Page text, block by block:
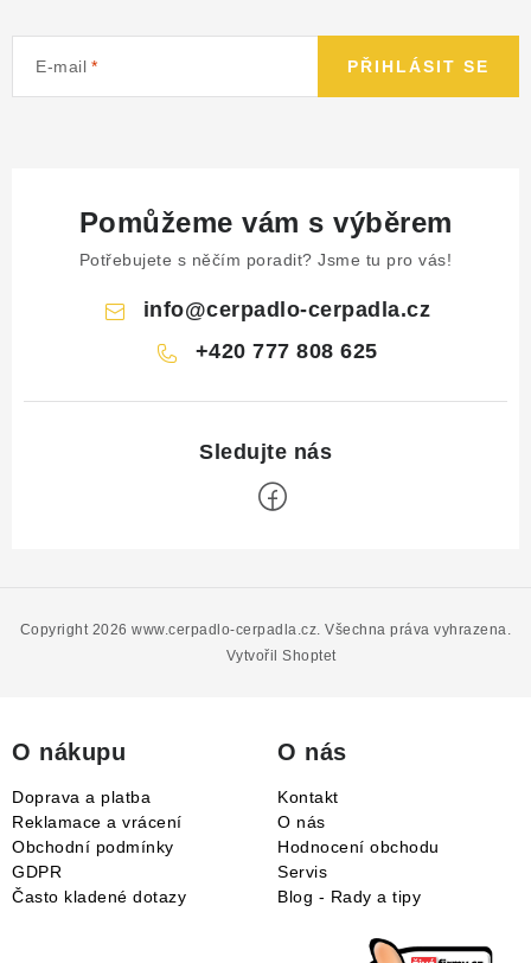
E-mail PŘIHLÁSIT SE
Pomůžeme vám s výběrem
Potřebujete s něčím poradit? Jsme tu pro vás!
info@cerpadlo-cerpadla.cz
+420 777 808 625
Vytvořil Shoptet
Copyright 2026www.cerpadlo-cerpadla.cz. Všechna práva vyhrazena.
O nákupu
Doprava a platba
Reklamace a vrácení
Obchodní podmínky
GDPR
Často kladené dotazy
O nás
Kontakt
O nás
Hodnocení obchodu
Servis
Blog - Rady a tipy